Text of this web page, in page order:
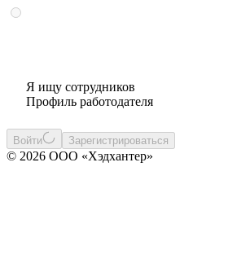
Я ищу сотрудников
Профиль работодателя
Войти Зарегистрироваться
© 2026 ООО «Хэдхантер»